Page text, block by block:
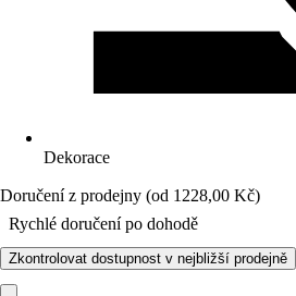
Dekorace
Doručení z prodejny (od 1228,00 Kč)
Rychlé doručení po dohodě
Zkontrolovat dostupnost v nejbližší prodejně